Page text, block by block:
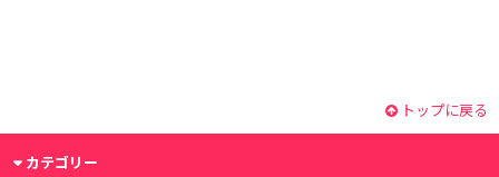
トップに戻る
カテゴリー